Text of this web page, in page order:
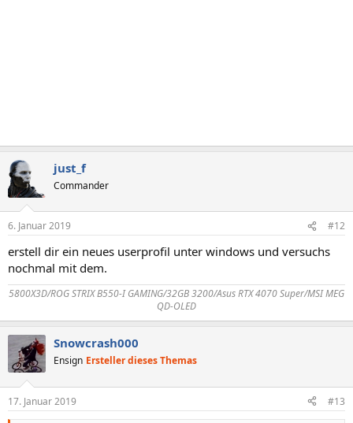
just_f
Commander
6. Januar 2019 #12
erstell dir ein neues userprofil unter windows und versuchs
nochmal mit dem.
5800X3D/ROG STRIX B550-I GAMING/32GB 3200/Asus RTX 4070 Super/MSI MEG
QD-OLED
Snowcrash000
Ensign Ersteller dieses Themas
17. Januar 2019 #13